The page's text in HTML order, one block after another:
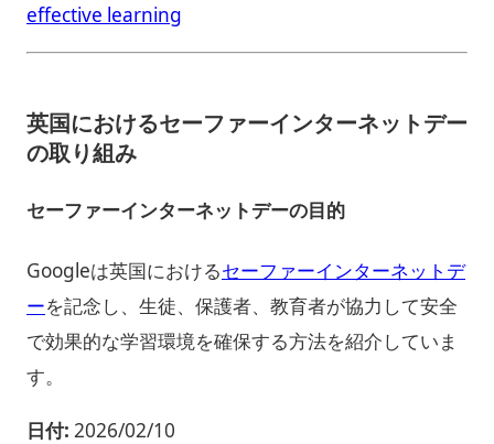
effective learning
英国におけるセーファーインターネットデー
の取り組み
セーファーインターネットデーの目的
Googleは英国におけるセーファーインターネットデ
ーを記念し、生徒、保護者、教育者が協力して安全
で効果的な学習環境を確保する方法を紹介していま
す。
日付: 2026/02/10